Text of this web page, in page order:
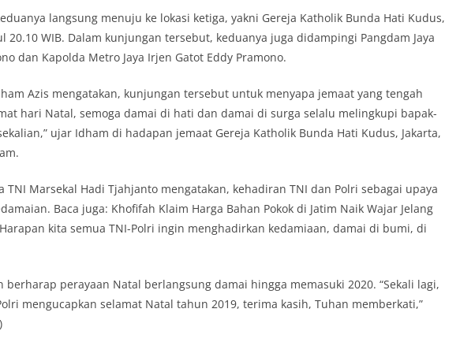
langsung menuju ke lokasi ketiga, yakni Gereja Katholik Bunda Hati Kudus,
20.10 WIB. Dalam kunjungan tersebut, keduanya juga didampingi Pangdam Jaya
dan Kapolda Metro Jaya Irjen Gatot Eddy Pramono.
Azis mengatakan, kunjungan tersebut untuk menyapa jemaat yang tengah
hari Natal, semoga damai di hati dan damai di surga selalu melingkupi bapak-
ujar Idham di hadapan jemaat Gereja Katholik Bunda Hati Kudus, Jakarta,
TNI Marsekal Hadi Tjahjanto mengatakan, kehadiran TNI dan Polri sebagai upaya
Baca juga: Khofifah Klaim Harga Bahan Pokok di Jatim Naik Wajar Jelang
kita semua TNI-Polri ingin menghadirkan kedamiaan, damai di bumi, di
perayaan Natal berlangsung damai hingga memasuki 2020. “Sekali lagi,
mengucapkan selamat Natal tahun 2019, terima kasih, Tuhan memberkati,”